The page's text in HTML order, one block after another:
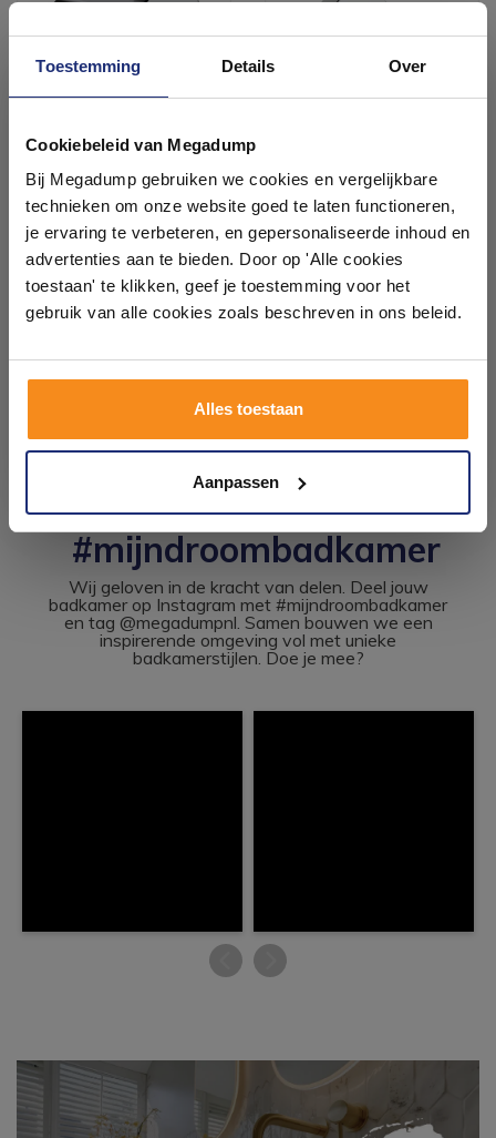
Toestemming Details Over
Cookiebeleid van Megadump
Bij Megadump gebruiken we cookies en vergelijkbare
technieken om onze website goed te laten functioneren,
je ervaring te verbeteren, en gepersonaliseerde inhoud en
advertenties aan te bieden. Door op 'Alle cookies
toestaan' te klikken, geef je toestemming voor het
gebruik van alle cookies zoals beschreven in ons beleid.
Alles toestaan
Aanpassen
Handdoekhaak AddStoris
HansGrohe Chroom
Binnen 3 weken geleverd
11,51
Meer info
Handdoekhaak Wiesbaden
Alonzo Groot Chroom
Voor 14:00 besteld,
volgende (werk)dag in huis
12,95
Meer info
1 2 3 4 5 12
#mijndroombadkamer
Wij geloven in de kracht van delen. Deel jouw
badkamer op Instagram met #mijndroombadkamer
en tag @megadumpnl. Samen bouwen we een
inspirerende omgeving vol met unieke
badkamerstijlen. Doe je mee?
badkamers in onze 1000 m²
showroom
Laat je inspireren door 21 volledig ingerichte
badkameropstellingen – van compact tot luxe. Onze
ervaren adviseurs helpen je persoonlijk, en je vindt
tegels & sanitair direct uit voorraad. Gratis parkeren
op eigen terrein.
Kom langs en ervaar zelf het verschil!